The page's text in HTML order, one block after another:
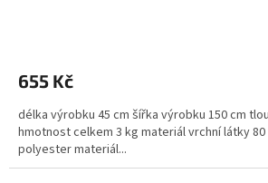
655 Kč
délka výrobku 45 cm šířka výrobku 150 cm
hmotnost celkem 3 kg materiál vrchní látky 80
polyester materiál...